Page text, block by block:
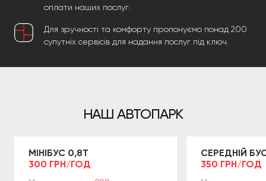
оплати наших послуг.
Для зручності та комфорту пропонуємо понад 200
супутніх сервісів для надання послуг під ключ.
НАШ АВТОПАРК
МІНІБУС 0,8Т
300 ГРН/ГОД
СЕРЕДНІЙ
350 ГРН/ГОД